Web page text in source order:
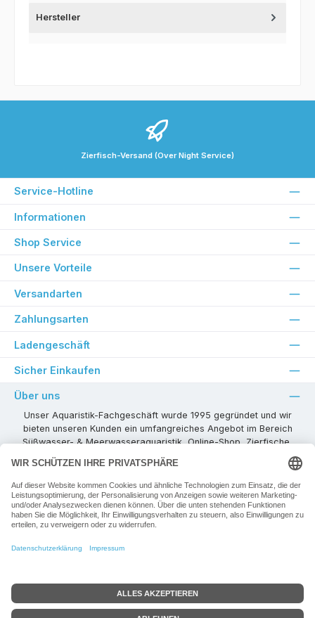
Hersteller
Zierfisch-Versand (Over Night Service)
Service-Hotline
Informationen
Shop Service
Unsere Vorteile
Versandarten
Zahlungsarten
Ladengeschäft
Sicher Einkaufen
Über uns
Unser Aquaristik-Fachgeschäft wurde 1995 gegründet und wir
bieten unseren Kunden ein umfangreiches Angebot im Bereich
Süßwasser- & Meerwasseraquaristik, Online-Shop, Zierfische,
Pflanzen, Aquarienkombinationen, Technikzubehör usw. ! Als
kompetenter Aquaristik-Fachhandelspartner stehen wir Ihnen für
alle Ihre Projekte und Einrichtungs- oder Besatzwünsche zur
Verfügung!
Besuchen Sie uns in unseren Räumlichkeiten oder senden Sie uns
Vertrag widerrufen